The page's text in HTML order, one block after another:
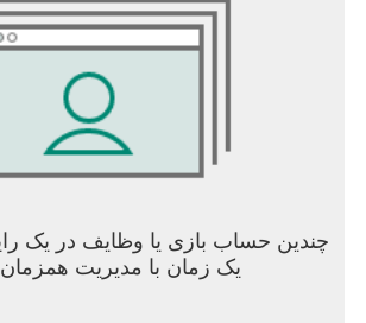
چندین حساب بازی یا وظایف در یک
یک زمان با مدیریت